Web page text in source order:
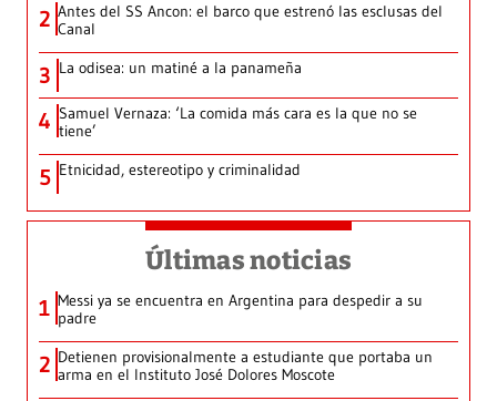
2 Antes del SS Ancon: el barco que estrenó las esclusas del
Canal
3 La odisea: un matiné a la panameña
4 Samuel Vernaza: ‘La comida más cara es la que no se
tiene’
5 Etnicidad, estereotipo y criminalidad
Últimas noticias
1 Messi ya se encuentra en Argentina para despedir a su
padre
2 Detienen provisionalmente a estudiante que portaba un
arma en el Instituto José Dolores Moscote